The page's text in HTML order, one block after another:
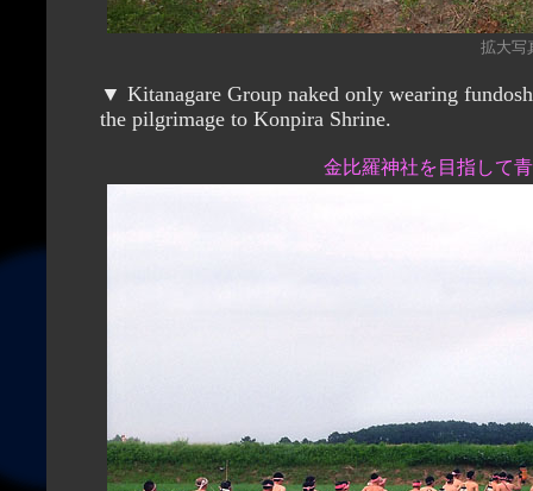
拡大写
▼ Kitanagare Group naked only wearing fundoshi loincloth, running on the path in the green paddy
the pilgrimage to Konpira Shrine.
金比羅神社を目指して